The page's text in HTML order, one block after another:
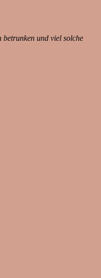
und viel solche